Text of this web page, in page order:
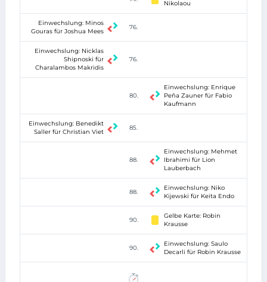
Nikolaou
Einwechslung: Minos
Gouras für Joshua Mees
76.
Einwechslung: Nicklas
Shipnoski für
Charalambos Makridis
76.
80.
Einwechslung: Enrique
Peña Zauner für Fabio
Kaufmann
Einwechslung: Benedikt
Saller für Christian Viet
85.
88.
Einwechslung: Mehmet
Ibrahimi für Lion
Lauberbach
88.
Einwechslung: Niko
Kijewski für Keita Endo
90.
Gelbe Karte: Robin
Krausse
90.
Einwechslung: Saulo
Decarli für Robin Krausse